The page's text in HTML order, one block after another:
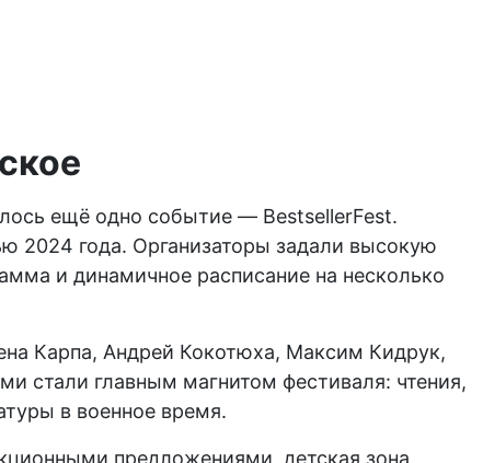
ещё одно событие — BestsellerFest.
2024 года. Организаторы задали высокую
и динамичное расписание на несколько
Карпа, Андрей Кокотюха, Максим Кидрук,
стали главным магнитом фестиваля: чтения,
в военное время.
предложениями, детская зона,